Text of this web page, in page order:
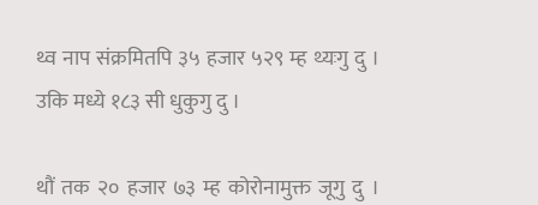
थ्व नाप संक्रमितपि ३५ हजार ५२९ म्ह थ्यःगु दु ।
उकि मध्ये १८३ सी धुकुगु दु ।
थौं तक २० हजार ७३ म्ह कोरोनामुक्त जूगु दु ।